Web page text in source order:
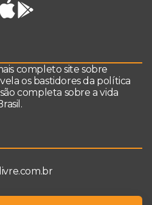
completo site sobre
os bastidores da política
completa sobre a vida